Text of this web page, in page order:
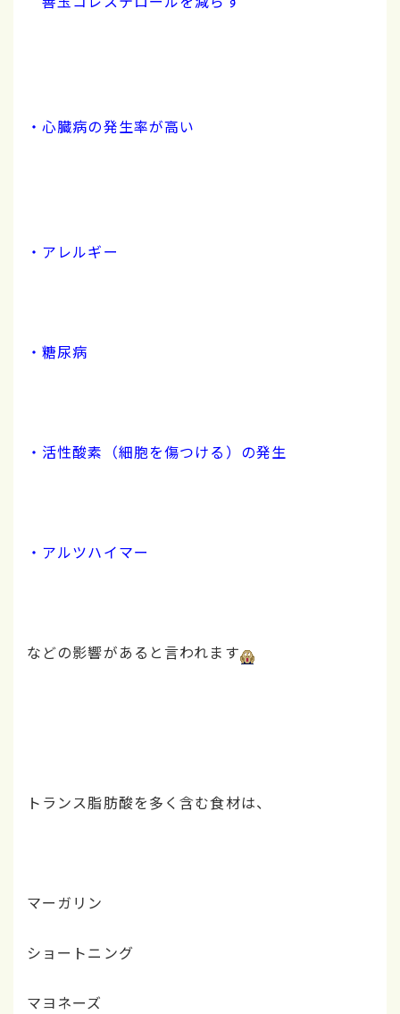
・心臓病の発生率が高い
・アレルギー
・糖尿病
・活性酸素（細胞を傷つける）の発生
・アルツハイマー
などの影響があると言われます
トランス脂肪酸を多く含む食材は、
マーガリン
ショートニング
マヨネーズ